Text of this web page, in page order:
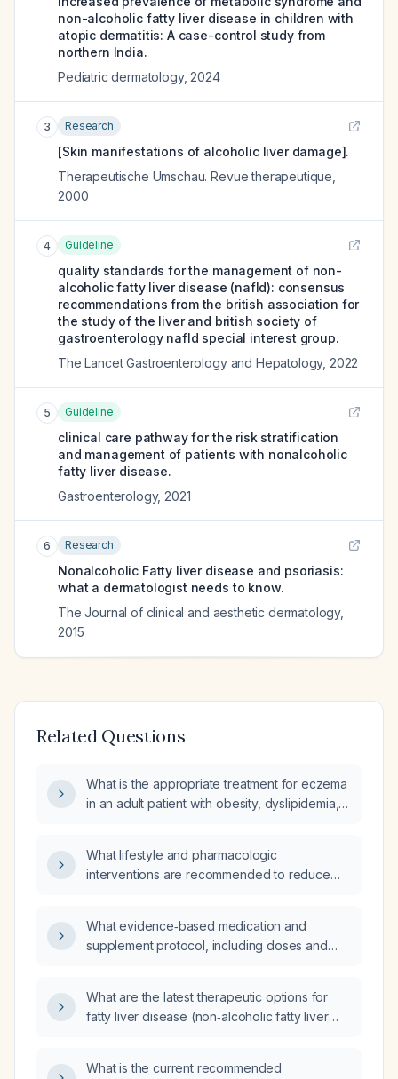
non-alcoholic fatty liver disease in children with
atopic dermatitis: A case-control study from
northern India.
Pediatric dermatology, 2024
3 Research
[Skin manifestations of alcoholic liver damage].
Therapeutische Umschau. Revue therapeutique
2000
4 Guideline
quality standards for the management of non-
alcoholic fatty liver disease (nafld): consensus
recommendations from the british association for
the study of the liver and british society of
gastroenterology nafld special interest group.
The Lancet Gastroenterology and Hepatology, 2022
5 Guideline
clinical care pathway for the risk stratification
and management of patients with nonalcoholic
fatty liver disease.
Gastroenterology, 2021
6 Research
Nonalcoholic Fatty liver disease and psoriasis:
what a dermatologist needs to know.
The Journal of clinical and aesthetic dermatology,
2015
Related Questions
What is the appropriate treatment for eczema
in an adult patient with obesity, dyslipidemia,
What lifestyle and pharmacologic
interventions are recommended to reduce
What evidence‑based medication and
supplement protocol, including doses and
(NAFLD)?
What are the latest therapeutic options for
fatty liver disease (non‑alcoholic fatty liver
What is the current recommended